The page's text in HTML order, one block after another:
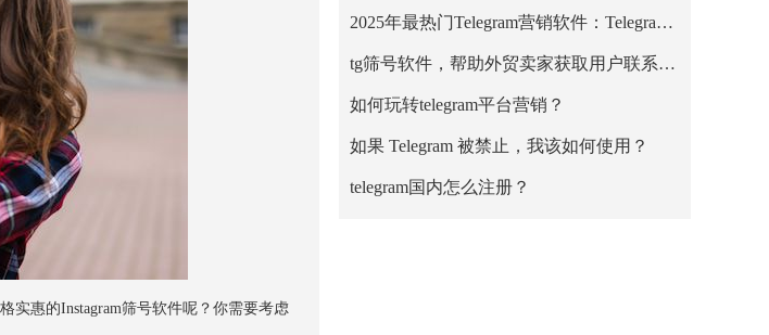
惠的Instagram筛号软件呢？你需要考虑
2025年最热门Telegram营销软件：Telegram筛号
tg筛号软件，帮助外贸卖家获取用户联系方式
如何玩转telegram平台营销？
如果 Telegram 被禁止，我该如何使用？
telegram国内怎么注册？